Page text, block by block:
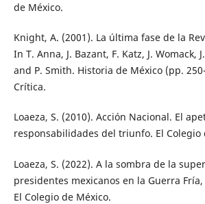
de México.
Knight, A. (2001). La última fase de la
In T. Anna, J. Bazant, F. Katz, J. Womack,
and P. Smith. Historia de México (pp.
Crítica.
Loaeza, S. (2010). Acción Nacional. El
responsabilidades del triunfo. El Colegio
Loaeza, S. (2022). A la sombra de la
presidentes mexicanos en la Guerra Fría,
El Colegio de México.